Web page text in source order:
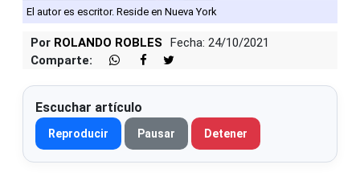
El autor es escritor. Reside en Nueva York
Por ROLANDO ROBLES
Fecha: 24/10/2021
Comparte:
Escuchar artículo
Reproducir Pausar Detener